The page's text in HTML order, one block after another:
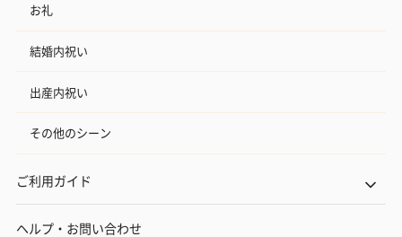
お礼
結婚内祝い
出産内祝い
その他のシーン
ご利用ガイド
ヘルプ・お問い合わせ